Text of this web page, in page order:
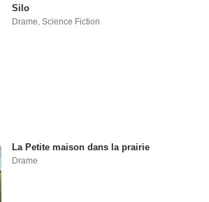
Silo
Drame,Science Fiction
La Petite maison dans la prairie
Drame